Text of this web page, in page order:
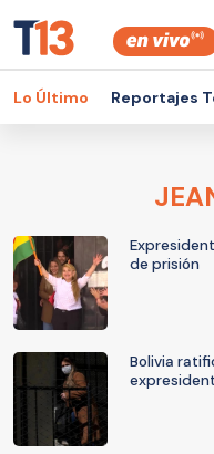
Lo Último Reportajes
de prisión
Bolivia